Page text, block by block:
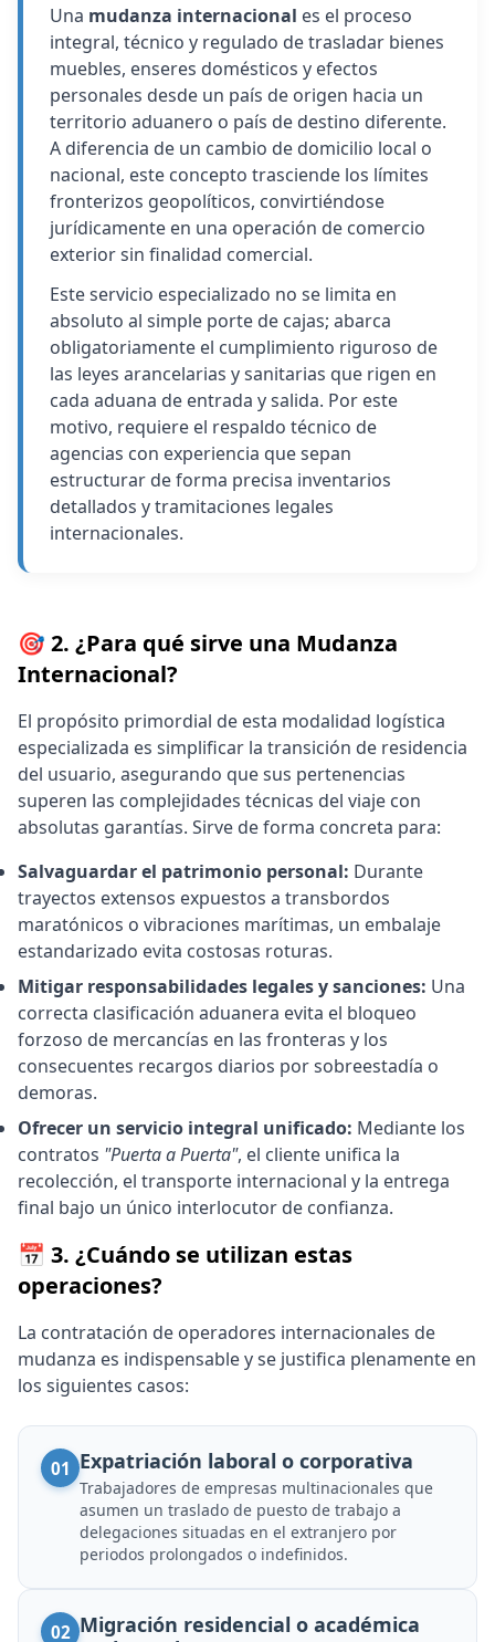
Una mudanza internacional es el proceso
integral, técnico y regulado de trasladar bienes
muebles, enseres domésticos y efectos
personales desde un país de origen hacia un
territorio aduanero o país de destino diferente.
A diferencia de un cambio de domicilio local o
nacional, este concepto trasciende los límites
fronterizos geopolíticos, convirtiéndose
jurídicamente en una operación de comercio
exterior sin finalidad comercial.
Este servicio especializado no se limita en
absoluto al simple porte de cajas; abarca
obligatoriamente el cumplimiento riguroso de
las leyes arancelarias y sanitarias que rigen en
cada aduana de entrada y salida. Por este
motivo, requiere el respaldo técnico de
agencias con experiencia que sepan
estructurar de forma precisa inventarios
detallados y tramitaciones legales
internacionales.
🎯 2. ¿Para qué sirve una Mudanza
Internacional?
El propósito primordial de esta modalidad logística
especializada es simplificar la transición de residencia
del usuario, asegurando que sus pertenencias
superen las complejidades técnicas del viaje con
absolutas garantías. Sirve de forma concreta para:
Salvaguardar el patrimonio personal: Durante
trayectos extensos expuestos a transbordos
maratónicos o vibraciones marítimas, un embalaje
estandarizado evita costosas roturas.
Mitigar responsabilidades legales y sanciones: Una
correcta clasificación aduanera evita el bloqueo
forzoso de mercancías en las fronteras y los
consecuentes recargos diarios por sobreestadía o
demoras.
Ofrecer un servicio integral unificado: Mediante los
contratos "Puerta a Puerta", el cliente unifica la
recolección, el transporte internacional y la entrega
final bajo un único interlocutor de confianza.
📅 3. ¿Cuándo se utilizan estas
operaciones?
La contratación de operadores internacionales de
mudanza es indispensable y se justifica plenamente en
los siguientes casos:
01 Expatriación laboral o corporativa
Trabajadores de empresas multinacionales que
asumen un traslado de puesto de trabajo a
delegaciones situadas en el extranjero por
periodos prolongados o indefinidos.
02 Migración residencial o académica